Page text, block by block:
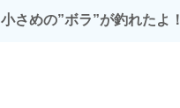
小さめの”ボラ”が釣れたよ！